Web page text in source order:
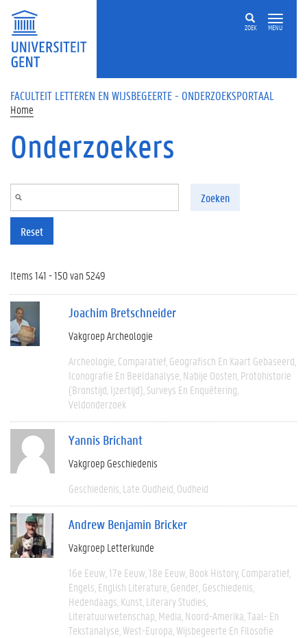
Overslaan en naar de inhoud gaan
ZOEK MENU
FACULTEIT LETTEREN EN WIJSBEGEERTE - ONDERZOEKSPORTAAL
Home
Onderzoekers
Zoeken
Reset
Items 141 - 150 van 5249
Joachim Bretschneider
Vakgroep Archeologie
Archeologie Comparatief Geografisch En Kaart Gebaseerd
Iconografie En Beeldanalyse Nabije Oosten Protohistorie
(bronstijd, Ijzertijd) Surveys En Enquêtering
Veldonderzoek
Yannis Brichant
Vakgroep Geschiedenis
Geschiedenis Late Oudheid Oudheid
Andrew Benjamin Bricker
Vakgroep Letterkunde
16e Eeuw 17e Eeuw 18e Eeuw Book History Comparatief
Engels English Literature Gender Geschiedenis
Hedendaags Kunst Literary Studies
Literatuurwetenschap Media Noord-Amerika Taal- En
Tekstanalyse West-Europa Wijsbegeerte En Filosofie